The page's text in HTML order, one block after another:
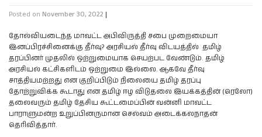
Posted on November 30, 2022 |
தோல்வியடைந்த மாவட்ட அபிவிருத்தி சபை முறைமையா
இனப்பிரச்சினைக்கு தீர்வு? அரசியல் தீர்வு விடயத்தில் தமிழ்
தரப்பினர் முதலில் ஒற்றுமையாக செயற்பட வேண்டும். தமிழ்
அரசியல் கட்சிகளிடம் ஒற்றுமை இல்லை. ஆகவே தீர்வு
சாத்தியமற்றது என குறிப்பிடும் நிலையை தமிழ் தரப்பு
தோற்றுவிக்க கூடாது என தமிழ் ஈழ விடுதலை இயக்கத்தின் (ரெலோ)
தலைவரும் தமிழ் தேசிய கூட்டமைப்பின் வன்னி மாவட்ட
பாராளுமன்ற உறுப்பினருமான செல்வம் அடைக்கலநாதன்
தெரிவித்தார்.